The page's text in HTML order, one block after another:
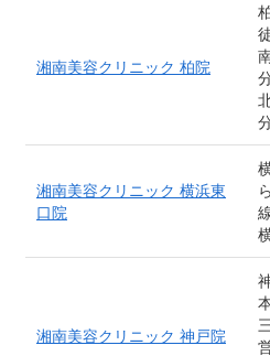
湘南美容クリニック 柏院
湘南美容クリニック 横浜東
口院
湘南美容クリニック 神戸院